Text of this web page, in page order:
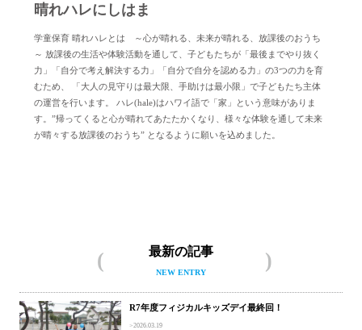
晴れハレにしはま
学童保育 晴れハレとは ～心が晴れる、未来が晴れる、放課後のおうち
～ 放課後の生活や体験活動を通して、子どもたちが「最後までやり抜く
力」「自分で考え解決する力」「自分で自分を認める力」の3つの力を育
むため、 「大人の見守りは最大限、手助けは最小限」で子どもたち主体
の運営を行います。 ハレ(hale)はハワイ語で「家」という意味がありま
す。”帰ってくると心が晴れてあたたかくなり、様々な体験を通して未来
が晴々する放課後のおうち” となるように願いを込めました。
最新の記事
NEW ENTRY
R7年度フィジカルキッズデイ最終回！
2026.03.19